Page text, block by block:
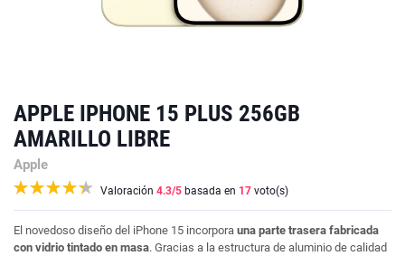
APPLE IPHONE 15 PLUS 256GB
AMARILLO LIBRE
Apple
Valoración 4.3/5 basada en 17 voto(s)
El novedoso diseño del iPhone 15 incorpora una parte trasera fabricada
con vidrio tintado en masa. Gracias a la estructura de aluminio de calidad